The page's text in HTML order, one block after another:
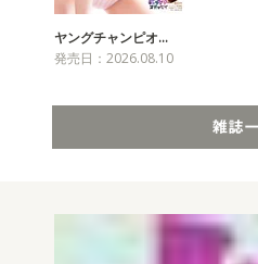
ヤングチャンピオ…
発売日：2026.08.10